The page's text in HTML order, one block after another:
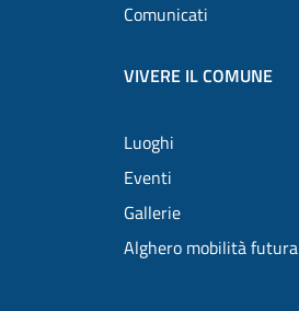
Comunicati
VIVERE IL COMUNE
Luoghi
Eventi
Gallerie
Alghero mobilità futura